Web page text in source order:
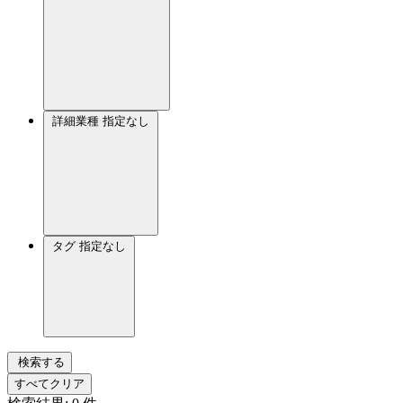
詳細業種 指定なし
タグ 指定なし
検索する
すべてクリア